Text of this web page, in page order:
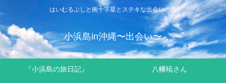
はいむるぶしと南十字星とステキな出会いの旅
小浜島in沖縄〜出会い〜
『小浜島の旅日記』
八幡暁さん